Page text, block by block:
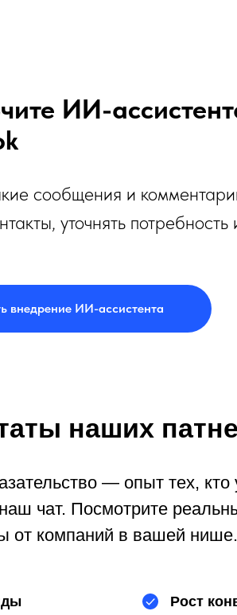
ИИ-
сообщения и
уточнять
внедрение ИИ-ассистента
Рост
наших
— опыт тех, кто
наш чат. Посмотрите
от компаний в вашей нише.